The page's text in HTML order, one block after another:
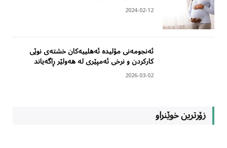
2024-02-12
ئەنجومەنی مۆلیدە ئەهلییەکان خشتەی نوێی
کارکردن و نرخی ئەمپێری لە هەولێر ڕاگەیاند
2026-03-02
زۆرترین خوێنراو